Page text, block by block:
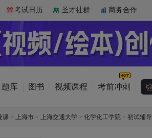
考试日历 圣才社群 商务合作
题库 图书 视频课程 考前冲刺
课 > 上海市 > 上海交通大学 > 化学化工学院 > 初试辅导